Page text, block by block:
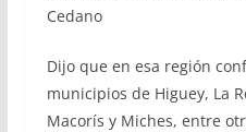
Cedano
Dijo que en esa región
municipios de Higuey, La
Macorís y Miches, entre